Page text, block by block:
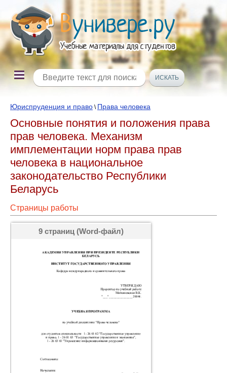
Юриспруденция и право \ Права человека
Основные понятия и положения права
прав человека. Механизм
имплементации норм права прав
человека в национальное
законодательство Республики
Беларусь
Страницы работы
9 страниц (Word-файл)